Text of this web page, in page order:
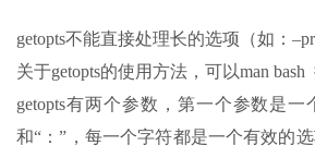
getopts不能直接处理长的选项（如：
关于getopts的使用方法，可以man bash
getopts有两个参数，第一个参数是
和“：”，每一个字符都是一个有效的